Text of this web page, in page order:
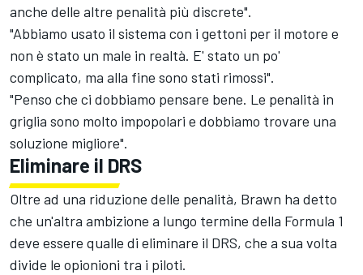
anche delle altre penalità più discrete".
"Abbiamo usato il sistema con i gettoni per il motore e
non è stato un male in realtà. E' stato un po'
complicato, ma alla fine sono stati rimossi".
"Penso che ci dobbiamo pensare bene. Le penalità in
griglia sono molto impopolari e dobbiamo trovare una
soluzione migliore".
Eliminare il DRS
Oltre ad una riduzione delle penalità, Brawn ha detto
che un'altra ambizione a lungo termine della Formula 1
deve essere qualle di eliminare il DRS, che a sua volta
divide le opionioni tra i piloti.